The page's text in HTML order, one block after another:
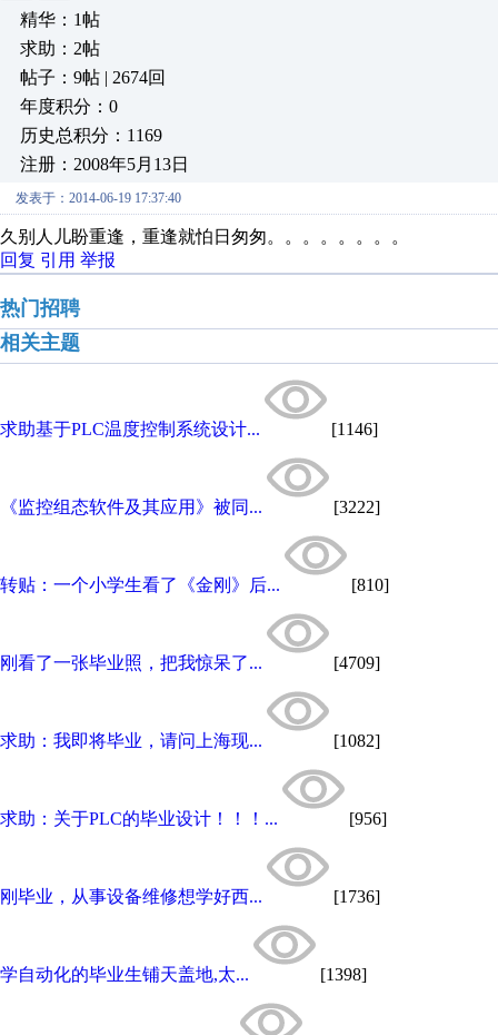
精华：1帖
求助：2帖
帖子：9帖 | 2674回
年度积分：0
历史总积分：1169
注册：2008年5月13日
发表于：2014-06-19 17:37:40
久别人儿盼重逢，重逢就怕日匆匆。。。。。。。。
回复 引用 举报
热门招聘
相关主题
求助基于PLC温度控制系统设计... [1146]
《监控组态软件及其应用》被同... [3222]
转贴：一个小学生看了《金刚》后... [810]
刚看了一张毕业照，把我惊呆了... [4709]
求助：我即将毕业，请问上海现... [1082]
求助：关于PLC的毕业设计！！！... [956]
刚毕业，从事设备维修想学好西... [1736]
学自动化的毕业生铺天盖地,太... [1398]